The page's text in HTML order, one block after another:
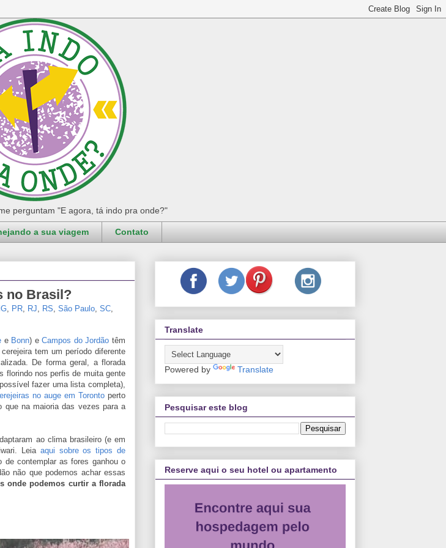
perguntam "E agora, tá indo pra onde?"
a sua viagem Contato
no Brasil?
PR RJ RS São Paulo SC
e Bonn) eCampos do Jordão têm
tem um período diferente
De forma geral, a florada
florindo nos perfis de muita gente
fazer uma lista completa),
no auge em Toronto perto
que na maioria das vezes para a
ao clima brasileiro (e em
Leia aqui sobre os tipos de
contemplar as fores ganhou o
não que podemos achar essas
onde podemos curtir a florada
Translate
Powered by Translate
Pesquisar este blog
Reserve aqui o seu hotel ou apartamento